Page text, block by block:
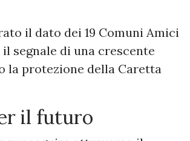
il dato dei 19 Comuni Amici
segnale di una crescente
la protezione della Caretta
il futuro